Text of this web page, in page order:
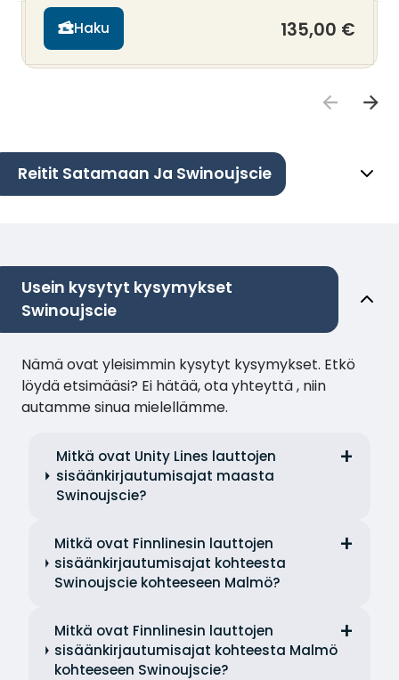
Haku 135,00 €
Reitit Satamaan Ja Swinoujscie
Usein kysytyt kysymykset
Swinoujscie
Nämä ovat yleisimmin kysytyt kysymykset. Etkö
löydä etsimääsi? Ei hätää, ota yhteyttä , niin
autamme sinua mielellämme.
Mitkä ovat Unity Lines lauttojen
sisäänkirjautumisajat maasta
Swinoujscie?
Mitkä ovat Finnlinesin lauttojen
sisäänkirjautumisajat kohteesta
Swinoujscie kohteeseen Malmö?
Mitkä ovat Finnlinesin lauttojen
sisäänkirjautumisajat kohteesta Malmö
kohteeseen Swinoujscie?